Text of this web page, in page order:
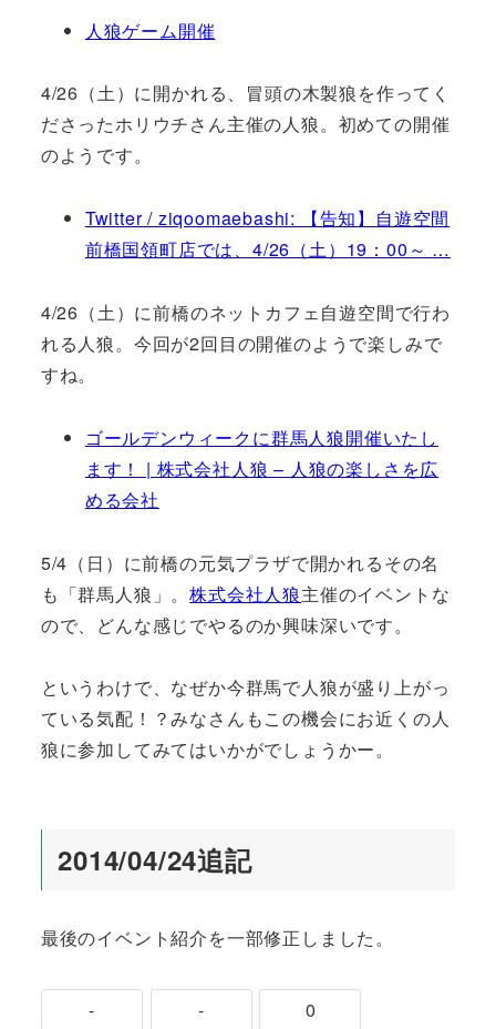
人狼ゲーム開催
4/26（土）に開かれる、冒頭の木製狼を作ってく
ださったホリウチさん主催の人狼。初めての開催
のようです。
Twitter / ziqoomaebashi: 【告知】自遊空間
前橋国領町店では、4/26（土）19：00～ …
4/26（土）に前橋のネットカフェ自遊空間で行わ
れる人狼。今回が2回目の開催のようで楽しみで
すね。
ゴールデンウィークに群馬人狼開催いたし
ます！ | 株式会社人狼 – 人狼の楽しさを広
める会社
5/4（日）に前橋の元気プラザで開かれるその名
も「群馬人狼」。株式会社人狼主催のイベントな
ので、どんな感じでやるのか興味深いです。
というわけで、なぜか今群馬で人狼が盛り上がっ
ている気配！？みなさんもこの機会にお近くの人
狼に参加してみてはいかがでしょうかー。
2014/04/24追記
最後のイベント紹介を一部修正しました。
- - 0